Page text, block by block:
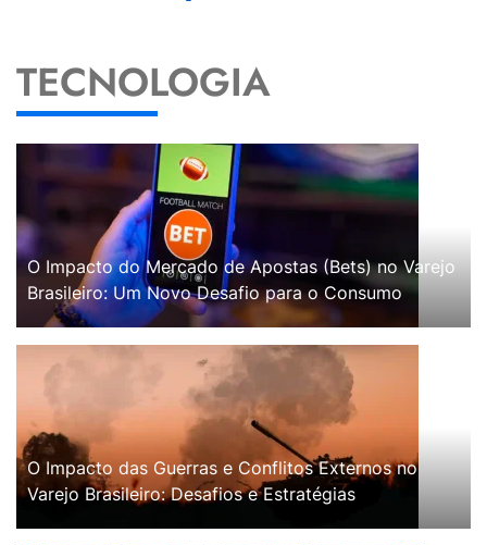
TECNOLOGIA
O Impacto do Mercado de Apostas (Bets) no Varejo
Brasileiro: Um Novo Desafio para o Consumo
O Impacto das Guerras e Conflitos Externos no
Varejo Brasileiro: Desafios e Estratégias